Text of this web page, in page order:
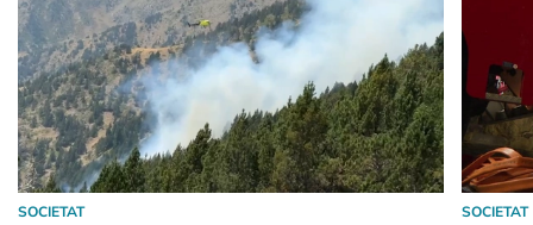
SOCIETAT SOCIETAT